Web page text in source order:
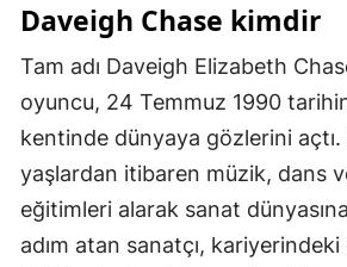
Sakarya
Siirt
Sinop
Sivas
Daveigh Chase kimdir
Tam adı Daveigh Elizabeth
oyuncu, 24 Temmuz 1990
kentinde dünyaya gözlerini
yaşlardan itibaren müzik, dans
eğitimleri alarak sanat
adım atan sanatçı, kariyerindeki